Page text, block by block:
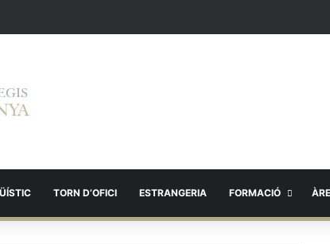
TORN D’OFICI ESTRANGERIA FORMACIÓ